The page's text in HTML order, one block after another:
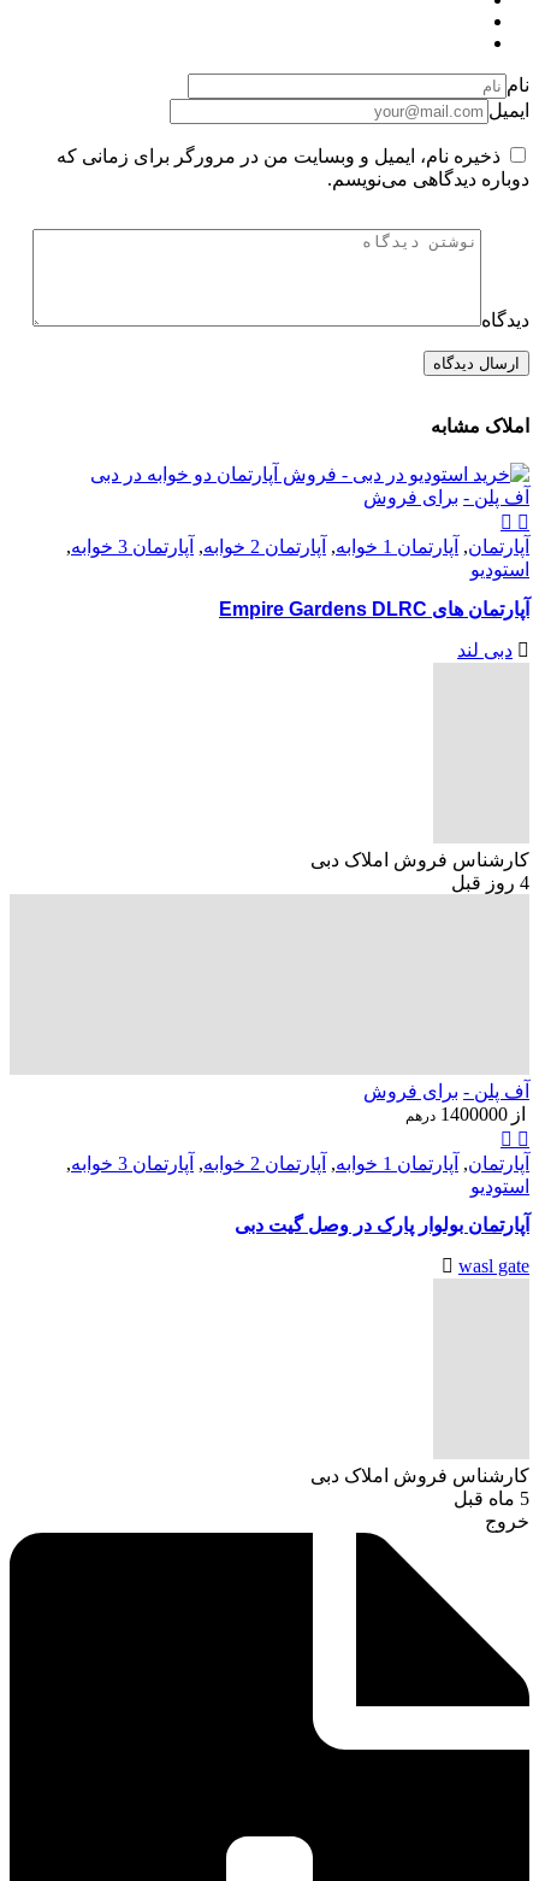
نام
ایمیل
ذخیره نام، ایمیل و وبسایت من در مرورگر برای زمانی که
دوباره دیدگاهی می‌نویسم.
دیدگاه
املاک مشابه
آف پلن - برای فروش
آپارتمان, آپارتمان 1 خوابه , آپارتمان 2 خوابه , آپارتمان 3 خوابه
,
استودیو
آپارتمان های Empire Gardens DLRC
دبی لند
کارشناس فروش املاک دبی
4 روز قبل
آف پلن - برای فروش
از 1400000 درهم
آپارتمان, آپارتمان 1 خوابه , آپارتمان 2 خوابه , آپارتمان 3 خوابه
,
استودیو
آپارتمان بولوار پارک در وصل گیت دبی
wasl gate
کارشناس فروش املاک دبی
5 ماه قبل
خروج